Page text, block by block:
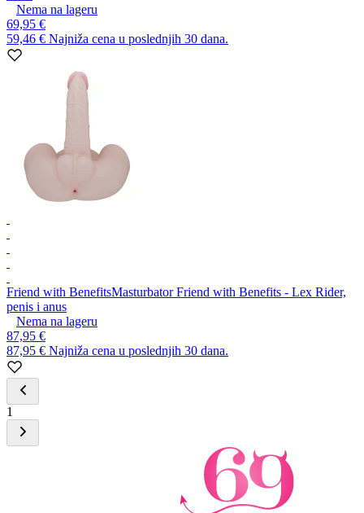
Nema na lageru
69,95 €
59,46 € Najniža cena u poslednjih 30 dana.
Friend with BenefitsMasturbator Friend with Benefits - Lex Rider,
penis i anus
Nema na lageru
87,95 €
87,95 € Najniža cena u poslednjih 30 dana.
1